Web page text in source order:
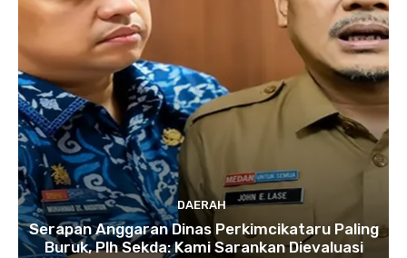
DAERAH
Serapan Anggaran Dinas Perkimcikataru Paling
Buruk, Plh Sekda: Kami Sarankan Dievaluasi